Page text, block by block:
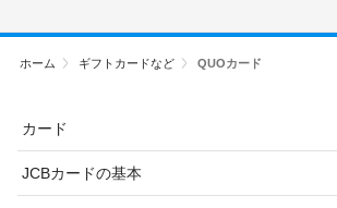
ホーム ギフトカードなど QUOカード
カード
JCBカードの基本